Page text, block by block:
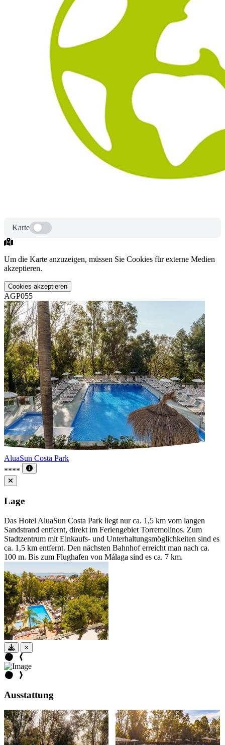
Karte
Um die Karte anzuzeigen, müssen Sie Cookies für externe Medien
akzeptieren.
Cookies akzeptieren
AGP055
AluaSun Costa Park
****
Lage
Das Hotel AluaSun Costa Park liegt nur ca. 1,5 km vom langen
Sandstrand entfernt, direkt im Feriengebiet Torremolinos. Zum
Stadtzentrum mit Einkaufs- und Unterhaltungsmöglichkeiten sind es
ca. 1,5 km entfernt. Den nächsten Bahnhof erreicht man nach ca.
100 m. Bis zum Flughafen von Málaga sind es ca. 7 km.
×
Ausstattung